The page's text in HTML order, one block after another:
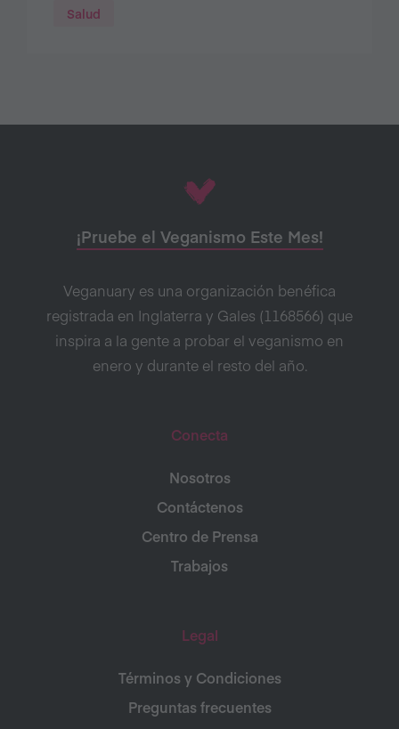
Salud
¡Pruebe el Veganismo Este Mes!
Veganuary es una organización benéfica
registrada en Inglaterra y Gales (1168566) que
inspira a la gente a probar el veganismo en
enero y durante el resto del año.
Conecta
Nosotros
Contáctenos
Centro de Prensa
Trabajos
Legal
Términos y Condiciones
Preguntas frecuentes